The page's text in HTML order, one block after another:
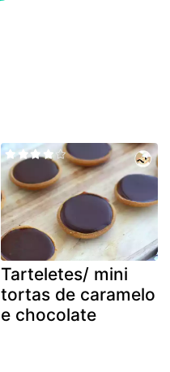
Tarteletes/ mini
tortas de caramelo
e chocolate